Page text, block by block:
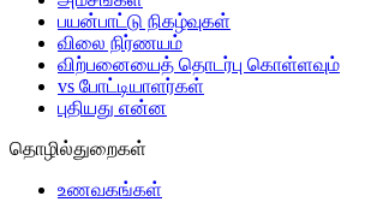
பயன்பாட்டு நிகழ்வுகள்
விலை நிர்ணயம்
விற்பனையைத் தொடர்பு கொள்ளவும்
vs போட்டியாளர்கள்
புதியது என்ன
தொழில்துறைகள்
உணவகங்கள்